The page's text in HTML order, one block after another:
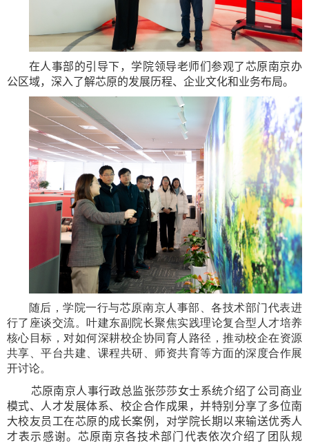
在人事部的引导下，学院领导老师们参观了芯原南京办
公区域，深入了解芯原的发展历程、企业文化和业务布局。
随后，学院一行与芯原南京人事部、各技术部门代表进
行了座谈交流。叶建东副院长聚焦实践理论复合型人才培养
核心目标，对如何深耕校企协同育人路径，推动校企在资源
共享、平台共建、课程共研、师资共育等方面的深度合作展
开讨论。
芯原南京人事行政总监张莎莎女士系统介绍了公司商业
模式、人才发展体系、校企合作成果，并特别分享了多位南
大校友员工在芯原的成长案例，对学院长期以来输送优秀人
才表示感谢。芯原南京各技术部门代表依次介绍了团队规